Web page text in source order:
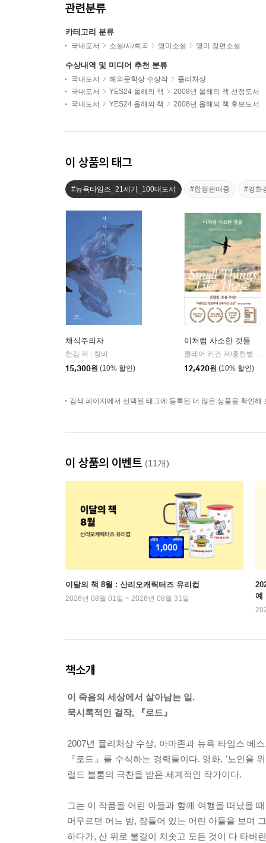
관련분류
카테고리 분류
국내도서 소설/시/희곡 영미소설 영미 장편소설
수상내역 및 미디어 추천 분류
국내도서 해외문학상 수상작
퓰리처상
국내도서
YES24 올해의 책
2008년 올해의 책 선정도서
국내도서
YES24 올해의 책 2008년 올해의 책 후보도서
이 상품의 태그
#뉴욕타임즈_21세기_100대도서 #한정판매중 #영화
채식주의자
한강 저
창비
15,300원 (10% 할인)
이처럼 사소한 것들
클레어 키건 저/홍한별 역
12,420원 (10% 할인)
검색 페이지에서 선택된 태그에 등록된 더 많은 상품을 확인해
이 상품의 이벤트 (11개)
이달의 책 8월 : 산리오캐릭터즈 유리컵
2026년 08월 01일 ~ 2026년 08월 31일
예
책소개
이 죽음의 세상에서 살아남는 일.
묵시록적인 걸작, 『로드』
2007년 퓰리처상 수상, 아마존과 뉴욕 타임스 베
『로드』를 수식하는 경력들이다. 영화, '노인을
럴드 블룸의 극찬을 받은 세계적인 작가이다.
그는 이 작품을 어린 아들과 함께 여행을 떠났을
머무르던 어느 밤, 잠들어 있는 어린 아들을 보며
하다가, 산 위로 불길이 치솟고 모든 것이 다 타버